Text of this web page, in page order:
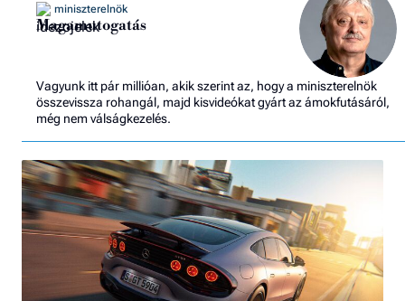
miniszterelnök
Magamutogatás
Vagyunk itt pár millióan, akik szerint az, hogy a miniszterelnök
összevissza rohangál, majd kisvideókat gyárt az ámokfutásáról,
még nem válságkezelés.